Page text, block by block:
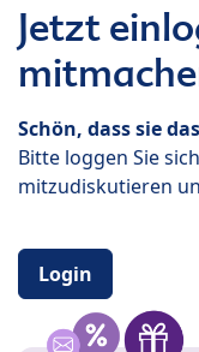
Jetzt
Schön, dass sie
Bitte loggen Sie
mitzudiskutieren
Login